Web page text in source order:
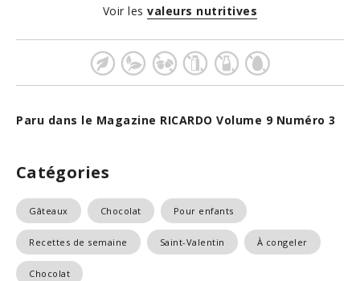
Paru dans le Magazine RICARDO Volume 9 Numéro 3
Voir les valeurs nutritives
Catégories
Gâteaux Chocolat Pour enfants
Recettes de semaine Saint-Valentin À congeler
Chocolat